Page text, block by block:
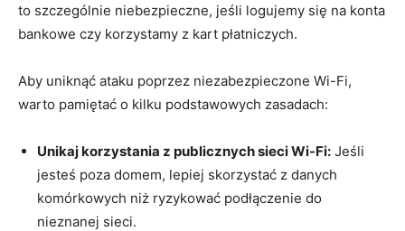
to szczególnie niebezpieczne, jeśli logujemy się na konta
bankowe czy korzystamy z kart płatniczych.
Aby uniknąć ataku poprzez niezabezpieczone Wi-Fi,
warto pamiętać o kilku podstawowych zasadach:
Unikaj korzystania z publicznych sieci Wi-Fi: Jeśli
jesteś poza domem, lepiej skorzystać z danych
komórkowych niż ryzykować podłączenie do
nieznanej sieci.